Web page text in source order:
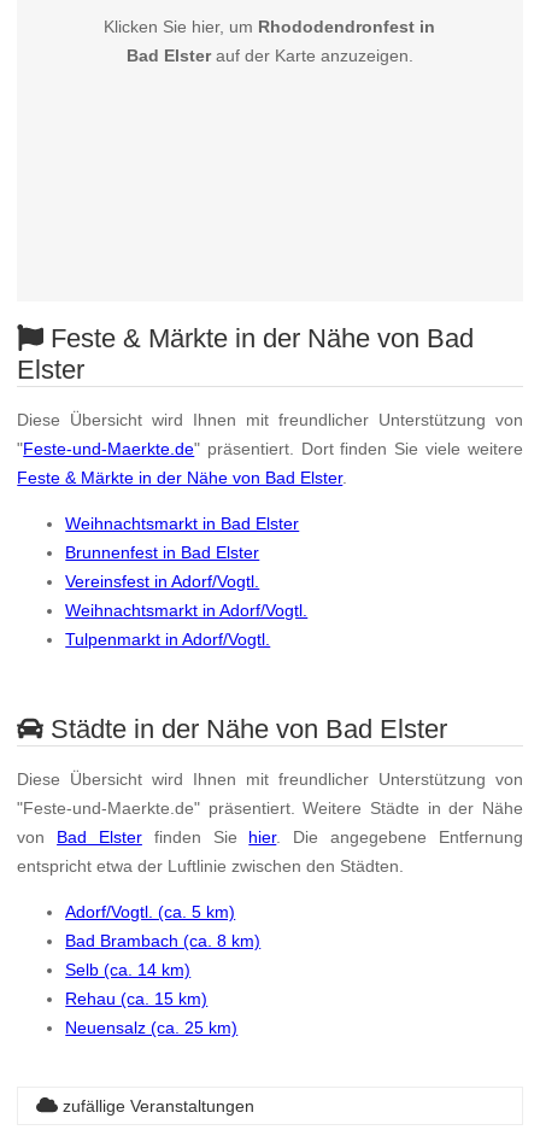
Klicken Sie hier, um Rhododendronfest in
Bad Elsterauf der Karte anzuzeigen.
Feste & Märkte in der Nähe von Bad
Elster
Diese Übersicht wird Ihnen mit freundlicher Unterstützung von
"Feste-und-Maerkte.de" präsentiert. Dort finden Sie viele weitere
Feste & Märkte in der Nähe von Bad Elster.
Weihnachtsmarkt in Bad Elster
Brunnenfest in Bad Elster
Vereinsfest in Adorf/Vogtl.
Weihnachtsmarkt in Adorf/Vogtl.
Tulpenmarkt in Adorf/Vogtl.
Städte in der Nähe von Bad Elster
Diese Übersicht wird Ihnen mit freundlicher Unterstützung von
"Feste-und-Maerkte.de" präsentiert. Weitere Städte in der Nähe
von Bad Elsterfinden Sie hier. Die angegebene Entfernung
entspricht etwa der Luftlinie zwischen den Städten.
Adorf/Vogtl. (ca. 5 km)
Bad Brambach (ca. 8 km)
Selb (ca. 14 km)
Rehau (ca. 15 km)
Neuensalz (ca. 25 km)
zufällige Veranstaltungen